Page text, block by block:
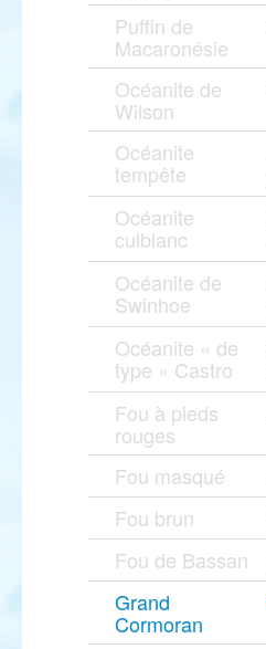
Puffin de
Macaronésie
Océanite de
Wilson
Océanite
tempête
Océanite
culblanc
Océanite de
Swinhoe
Océanite « de
type » Castro
Fou à pieds
rouges
Fou masqué
Fou brun
Fou de Bassan
Grand
Cormoran